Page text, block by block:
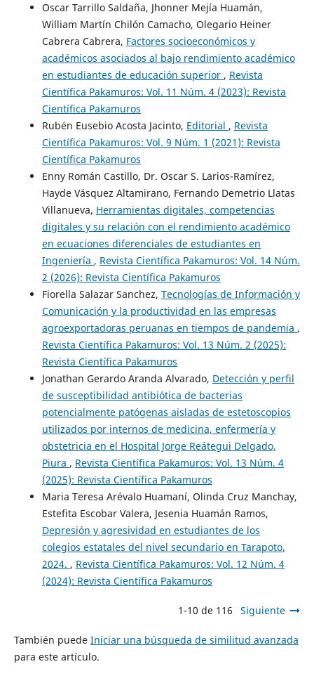
Oscar Tarrillo Saldaña, Jhonner Mejía Huamán,
William Martín Chilón Camacho, Olegario Heiner
Cabrera Cabrera, Factores socioeconómicos y
académicos asociados al bajo rendimiento académico
en estudiantes de educación superior , Revista
Científica Pakamuros: Vol. 11 Núm. 4 (2023): Revista
Científica Pakamuros
Rubén Eusebio Acosta Jacinto, Editorial , Revista
Científica Pakamuros: Vol. 9 Núm. 1 (2021): Revista
Científica Pakamuros
Enny Román Castillo, Dr. Oscar S. Larios-Ramírez,
Hayde Vásquez Altamirano, Fernando Demetrio Llatas
Villanueva, Herramientas digitales, competencias
digitales y su relación con el rendimiento académico
en ecuaciones diferenciales de estudiantes en
Ingeniería , Revista Científica Pakamuros: Vol. 14 Núm.
2 (2026): Revista Científica Pakamuros
Fiorella Salazar Sanchez, Tecnologías de Información y
Comunicación y la productividad en las empresas
agroexportadoras peruanas en tiempos de pandemia ,
Revista Científica Pakamuros: Vol. 13 Núm. 2 (2025):
Revista Científica Pakamuros
Jonathan Gerardo Aranda Alvarado, Detección y perfil
de susceptibilidad antibiótica de bacterias
potencialmente patógenas aisladas de estetoscopios
utilizados por internos de medicina, enfermería y
obstetricia en el Hospital Jorge Reátegui Delgado,
Piura , Revista Científica Pakamuros: Vol. 13 Núm. 4
(2025): Revista Científica Pakamuros
Maria Teresa Arévalo Huamaní, Olinda Cruz Manchay,
Estefita Escobar Valera, Jesenia Huamán Ramos,
Depresión y agresividad en estudiantes de los
colegios estatales del nivel secundario en Tarapoto,
2024. , Revista Científica Pakamuros: Vol. 12 Núm. 4
(2024): Revista Científica Pakamuros
1-10 de 116 Siguiente
También puede Iniciar una búsqueda de similitud avanzada
para este artículo.